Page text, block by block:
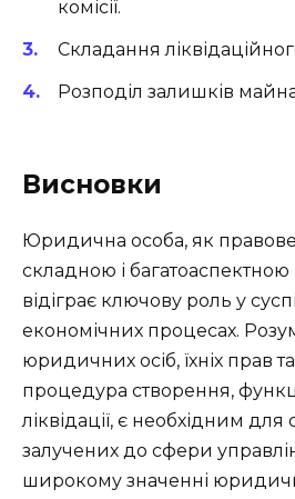
комісії.
Складання
Розподіл залишків
Висновки
Юридична особа, як
складною і
відіграє ключову роль у
економічних процесах.
юридичних осіб, їхніх прав
процедура створення,
ліквідації, є необхідним для
залучених до сфери
широкому значенні